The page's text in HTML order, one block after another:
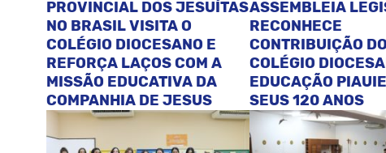
PROVINCIAL DOS JESUÍTAS
NO BRASIL VISITA O
COLÉGIO DIOCESANO E
REFORÇA LAÇOS COM A
MISSÃO EDUCATIVA DA
COMPANHIA DE JESUS
ASSEMBLEIA
RECONHECE
CONTRIBUIÇÃO DO
COLÉGIO
EDUCAÇÃO
SEUS 120 ANOS